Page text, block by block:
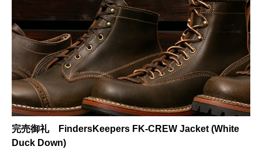
完売御礼 FindersKeepers FK-CREW Jacket (White
Duck Down)